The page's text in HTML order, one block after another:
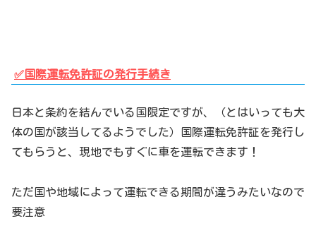
✅国際運転免許証の発行手続き
日本と条約を結んでいる国限定ですが、（とはいっても大
体の国が該当してるようでした）国際運転免許証を発行し
てもらうと、現地でもすぐに車を運転できます！
ただ国や地域によって運転できる期間が違うみたいなので
要注意